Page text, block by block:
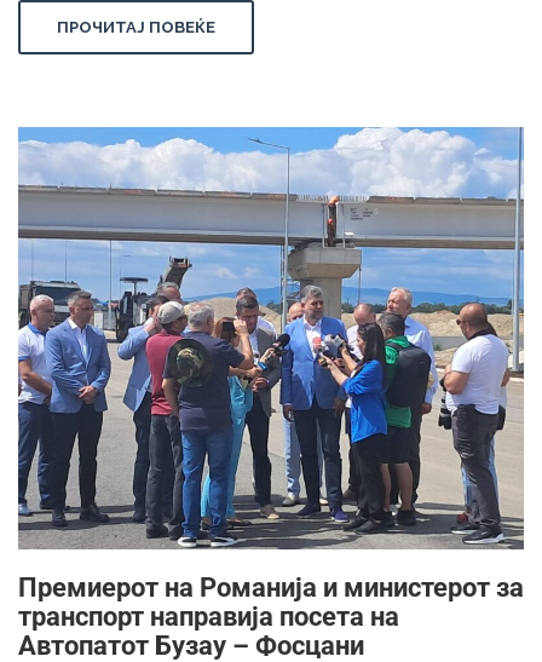
ПРОЧИТАЈ ПОВЕЌЕ
Премиерот на Романија и министерот за
транспорт направија посета на
Автопатот Бузау – Фосцани